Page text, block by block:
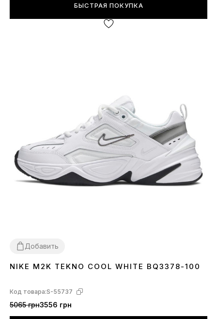
БЫСТРАЯ ПОКУПКА
Добавить
3637 38 3940 41 42434445
NIKE M2K TEKNO COOL WHITE BQ3378-100
Код товара:S-55737
5065 грн3556 грн